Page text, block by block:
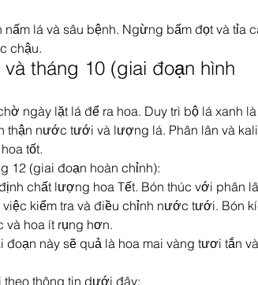
lá và sâu bệnh. Ngừng bấm đọt và tỉa
chậu.
tháng 10 (giai đoạn hình
ngày lặt lá để ra hoa. Duy trì bộ lá xanh
thận nước tưới và lượng lá. Phân lân và
tốt.
12 (giai đoạn hoàn chỉnh):
chất lượng hoa Tết. Bón thúc với phân
kiểm tra và điều chỉnh nước tưới. Bón
hoa ít rụng hơn.
đoạn này sẽ quả là hoa mai vàng tươi tắn
theo thông tin dưới đây: